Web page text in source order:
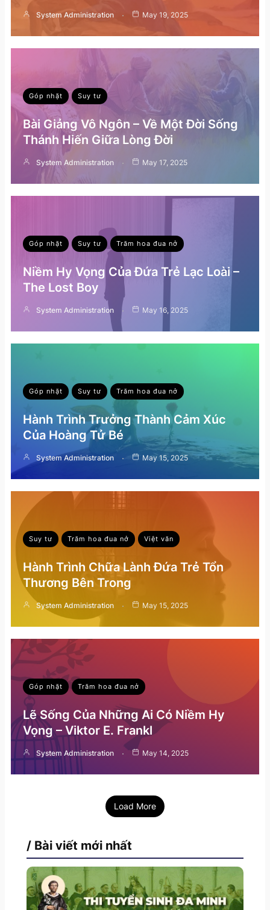
System Administration May 19, 2025
Góp nhặt Suy tư
Bài Giảng Vô Ngôn – Về Một Đời Sống
Thánh Hiến Giữa Lòng Đời
System Administration May 17, 2025
Góp nhặt Suy tư Trăm hoa đua nở
Niềm Hy Vọng Của Đứa Trẻ Lạc Loài –
The Lost Boy
System Administration May 16, 2025
Góp nhặt Suy tư Trăm hoa đua nở
Hành Trình Trưởng Thành Cảm Xúc
Của Hoàng Tử Bé
System Administration May 15, 2025
Suy tư Trăm hoa đua nở Việt văn
Hành Trình Chữa Lành Đứa Trẻ Tổn
Thương Bên Trong
System Administration May 15, 2025
Góp nhặt Trăm hoa đua nở
Lẽ Sống Của Những Ai Có Niềm Hy
Vọng – Viktor E. Frankl
System Administration May 14, 2025
Load More
/ Bài viết mới nhất